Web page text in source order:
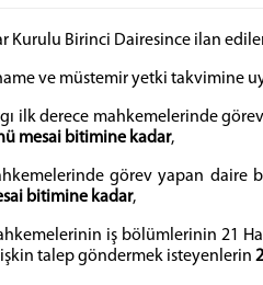
Kurulu Birinci Dairesince ilan
ve müstemir yetki takvimine
ilk derece mahkemelerinde
mesai bitimine kadar,
görev yapan daire
bitimine kadar,
iş bölümlerinin 21
talep göndermek isteyenlerin